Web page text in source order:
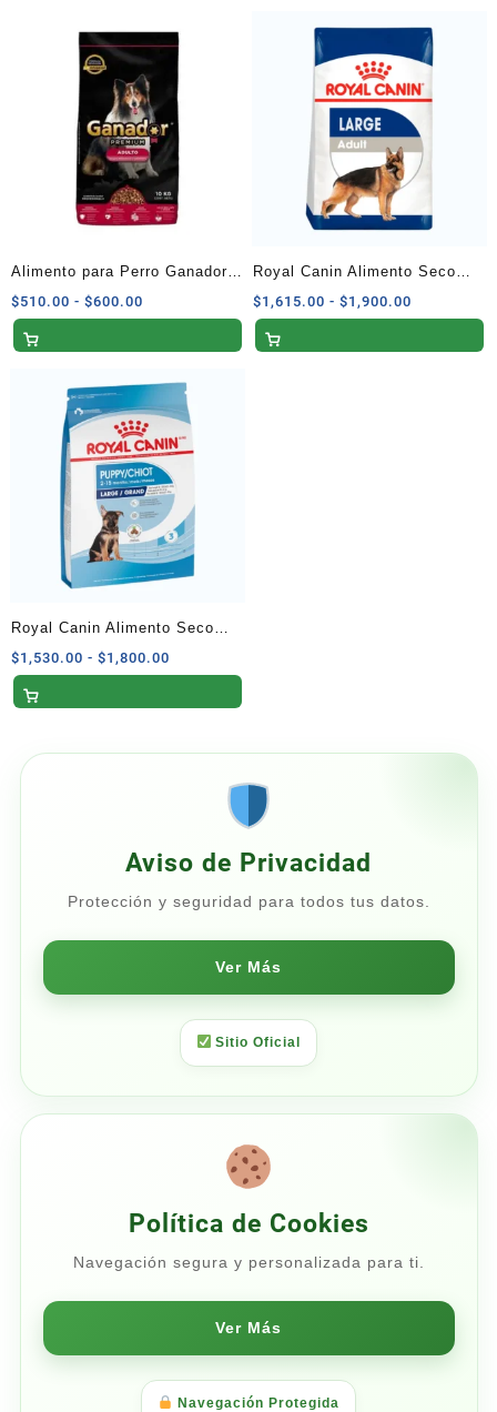
$1,657.50
hasta
$1,950.00
hasta
$2,250.00
Alimento para Perro Ganador
Premium Adulto Razas
Medianas y Grandes 10 kg
$510.00 - $600.00
de
$510.00
hasta
$600.00
Royal Canin Alimento Seco
para Perro Adulto de Raza
Grande 13.6 kg
$1,615.00 - $1,900.00
de
Royal Canin Alimento Seco
para Cachorros de Raza
Grande 13.6 kg
$1,530.00 - $1,800.00
de
$1,530.00
$1,800.00
Aviso de Privacidad
Protección y seguridad para todos tus datos.
Ver Más
Sitio Oficial
Política de Cookies
Navegación segura y personalizada para ti.
Ver Más
Navegación Protegida